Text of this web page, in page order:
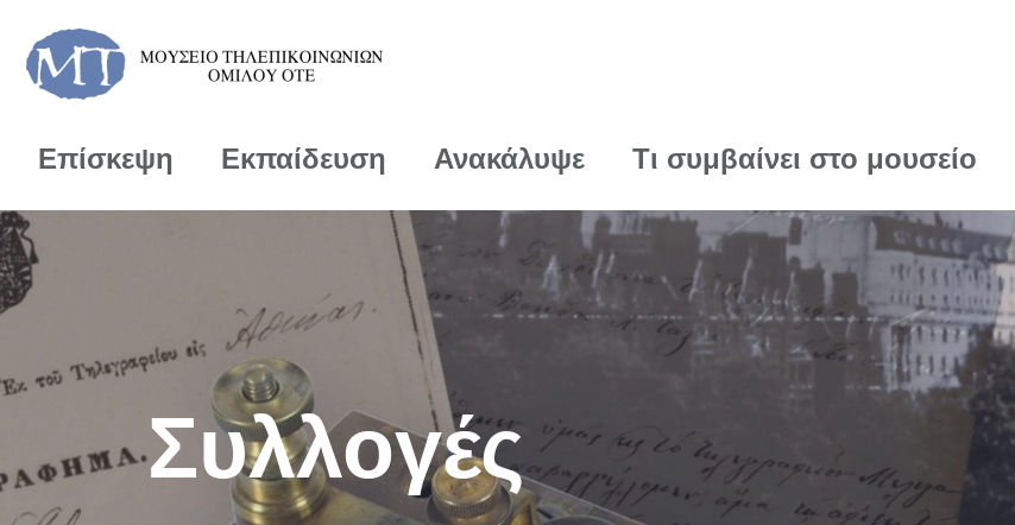
Επίσκεψη Εκπαίδευση Ανακάλυψε Τι συμβαίνει στο μουσείο
Συλλογές